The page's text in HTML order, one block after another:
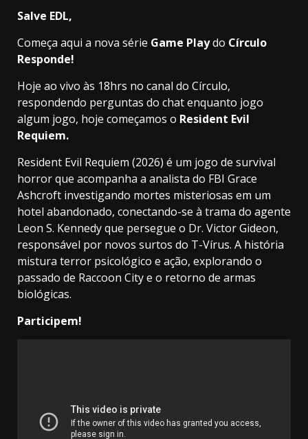
Salve EDL,
Começa aqui a nova série Game Playdo Círculo
Responde!
Hoje ao vivo às 18hrs no canal do Círculo,
respondendo perguntas do chat enquanto jogo
algum jogo, hoje começamos o Resident Evil
Requiem.
Resident Evil Requiem (2026) é um jogo de survival
horror que acompanha a analista do FBI Grace
Ashcroft investigando mortes misteriosas em um
hotel abandonado, conectando-se à trama do agente
Leon S. Kennedy que persegue o Dr. Victor Gideon,
responsável por novos surtos do T-Vírus. A história
mistura terror psicológico e ação, explorando o
passado de Raccoon City e o retorno de armas
biológicas.
Participem!